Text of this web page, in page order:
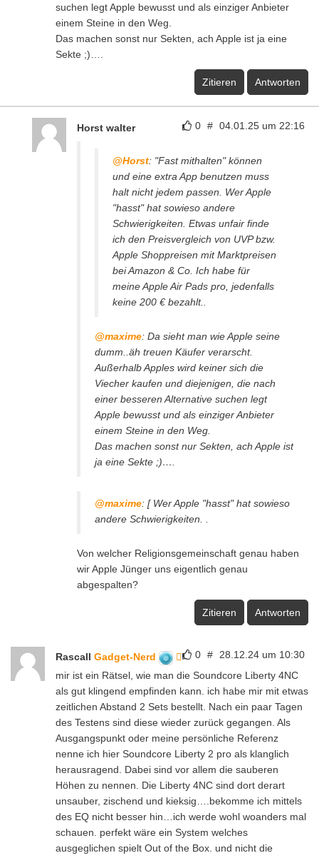
suchen legt Apple bewusst und als einziger Anbieter
einem Steine in den Weg.
Das machen sonst nur Sekten, ach Apple ist ja eine
Sekte ;)….
Zitieren Antworten
0 # 04.01.25 um 22:16
Horst walter
@Horst: "Fast mithalten" können
und eine extra App benutzen muss
halt nicht jedem passen. Wer Apple
"hasst" hat sowieso andere
Schwierigkeiten. Etwas unfair finde
ich den Preisvergleich von UVP bzw.
Apple Shoppreisen mit Marktpreisen
bei Amazon & Co. Ich habe für
meine Apple Air Pads pro, jedenfalls
keine 200 € bezahlt..
@maxime: Da sieht man wie Apple seine
dumm..äh treuen Käufer verarscht.
Außerhalb Apples wird keiner sich die
Viecher kaufen und diejenigen, die nach
einer besseren Alternative suchen legt
Apple bewusst und als einziger Anbieter
einem Steine in den Weg.
Das machen sonst nur Sekten, ach Apple ist
ja eine Sekte ;)….
@maxime: [ Wer Apple "hasst" hat sowieso
andere Schwierigkeiten. .
Von welcher Religionsgemeinschaft genau haben
wir Apple Jünger uns eigentlich genau
abgespalten?
Zitieren Antworten
0 # 28.12.24 um 10:30
Rascall Gadget-Nerd
mir ist ein Rätsel, wie man die Soundcore Liberty 4NC
als gut klingend empfinden kann. ich habe mir mit etwas
zeitlichen Abstand 2 Sets bestellt. Nach ein paar Tagen
des Testens sind diese wieder zurück gegangen. Als
Ausgangspunkt oder meine persönliche Referenz
nenne ich hier Soundcore Liberty 2 pro als klanglich
herausragend. Dabei sind vor allem die sauberen
Höhen zu nennen. Die Liberty 4NC sind dort derart
unsauber, zischend und kieksig….bekomme ich mittels
des EQ nicht besser hin…ich werde wohl woanders mal
schauen. perfekt wäre ein System welches
ausgeglichen spielt Out of the Box. und nicht die